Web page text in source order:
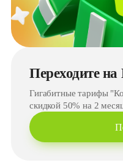
Переходите
Гигабитные тарифы
скидкой 50% на 2